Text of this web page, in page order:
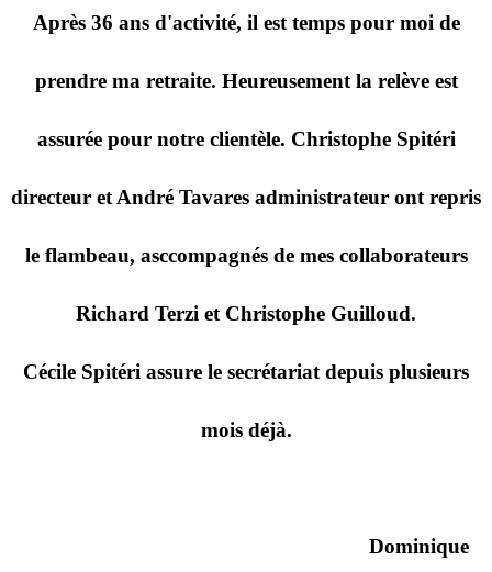
Après 36 ans d'activité, il est temps pour moi de
prendre ma retraite. Heureusement la relève est
assurée pour notre clientèle. Christophe Spitéri
directeur et André Tavares administrateur ont repris
le flambeau, asccompagnés de mes collaborateurs
Richard Terzi et Christophe Guilloud.
Cécile Spitéri assure le secrétariat depuis plusieurs
mois déjà.
Dominique